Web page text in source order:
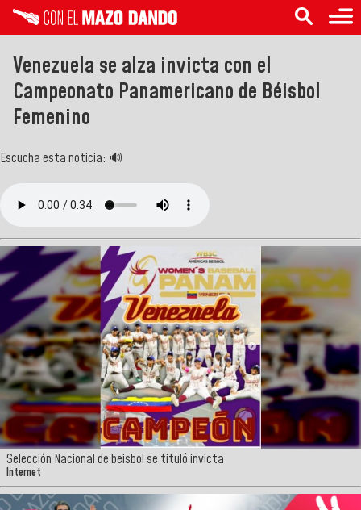
Venezuela se alza invicta con el
Campeonato Panamericano de Béisbol
Femenino
Escucha esta noticia: 🔊
Selección Nacional de beisbol se tituló invicta
Internet